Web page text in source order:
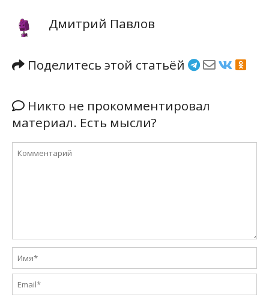
Дмитрий Павлов
Поделитесь этой статьёй
Никто не прокомментировал
материал. Есть мысли?